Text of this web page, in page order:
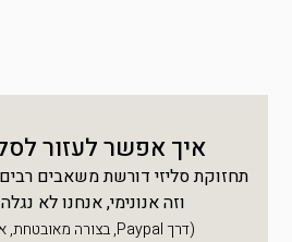
איך אפשר לעזור
תחזוקת סליזי דורשת משאבים
וזה אנונימי, אנחנו לא
(דרך Paypal, בצורה מאובטחת, אנונימית ומהירה)